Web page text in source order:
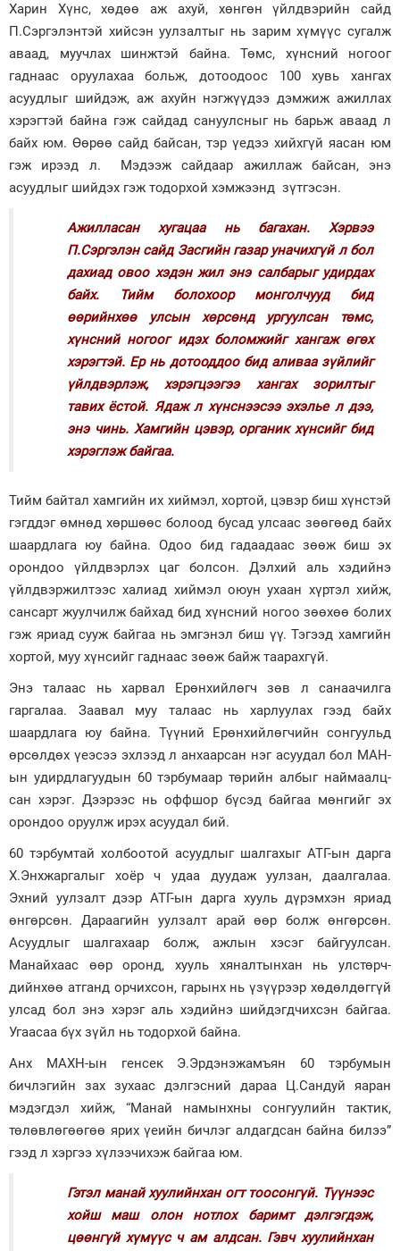
Харин Хүнс, хөдөө аж ахуй, хөнгөн үйлдвэрийн сайд
П.Сэргэлэнтэй хийсэн уулзалтыг нь зарим хүмүүс сугалж
аваад, муучлах шинжтэй байна. Төмс, хүнсний ногоог
гаднаас оруулахаа больж, дотоодоос 100 хувь хангах
асуудлыг шийдэж, аж ахуйн нэгжүүдээ дэмжиж ажиллах
хэрэгтэй байна гэж сайдад сануулсныг нь барьж аваад л
байх юм. Өөрөө сайд байсан, тэр үедээ хийхгүй яасан юм
гэж ирээд л. Мэдээж сайдаар ажиллаж байсан, энэ
асуудлыг шийдэх гэж тодорхой хэмжээнд зүтгэсэн.
Ажилласан хугацаа нь багахан. Хэрвээ
П.Сэргэлэн сайд Засгийн газар уначихгүй л бол
дахиад овоо хэдэн жил энэ салбарыг удирдах
байх. Тийм болохоор монголчууд бид
өөрийнхөө улсын хөрсөнд ургуулсан төмс,
хүнсний ногоог идэх боломжийг хангаж өгөх
хэрэгтэй. Ер нь дотооддоо бид аливаа зүйлийг
үйлдвэрлэж, хэрэгцээгээ хангах зорилтыг
тавих ёстой. Ядаж л хүнснээсээ эхэлье л дээ,
энэ чинь. Хамгийн цэвэр, органик хүнсийг бид
хэрэглэж байгаа.
Тийм байтал хамгийн их хиймэл, хортой, цэвэр биш хүнстэй
гэгддэг өмнөд хөршөөс болоод бусад улсаас зөөгөөд байх
шаардлага юу байна. Одоо бид гадаадаас зөөж биш эх
орондоо үйлдвэрлэх цаг болсон. Дэлхий аль хэдийнэ
үйлдвэржилтээс халиад хиймэл оюун ухаан хүртэл хийж,
сансарт жуулчилж байхад бид хүнсний ногоо зөөхөө болих
гэж яриад сууж байгаа нь эмгэнэл биш үү. Тэгээд хамгийн
хортой, муу хүнсийг гаднаас зөөж байж таарахгүй.
Энэ талаас нь харвал Ерөнхийлөгч зөв л санаачилга
гаргалаа. Заавал муу талаас нь харлуулах гээд байх
шаардлага юу байна. Түүний Ерөнхийлөгчийн сон­гуульд
өрсөлдөх үеэсээ эхлээд л анхаарсан нэг асуудал бол МАН-
ын удирдлагуудын 60 тэр­бу­маар төрийн албыг наймаалц­
сан хэрэг. Дээрээс нь оффшор бүсэд байгаа мөнгийг эх
орон­доо оруулж ирэх асуудал бий.
60 тэрбумтай холбоотой асууд­лыг шалгахыг АТГ-ын дарга
Х.Энх­жаргалыг хоёр ч удаа дуудаж уулзан, даалгалаа.
Эхний уулзалт дээр АТГ-ын дарга хууль дүрэмхэн яриад
өнгөрсөн. Дараагийн уулзалт арай өөр болж өнгөрсөн.
Асуудлыг шалгахаар болж, ажлын хэсэг байгуулсан.
Манайхаас өөр оронд, хууль хяналтынхан нь улс­төрч­
дийнхөө атганд орчихсон, гарынх нь үзүүрээр хөдөлдөггүй
улсад бол энэ хэрэг аль хэдийнэ шийдэгдчихсэн байгаа.
Угаасаа бүх зүйл нь тодорхой байна.
Анх МАХН-ын генсек Э.Эрдэнэжамъян 60 тэрбумын
бичлэгийн зах зухаас дэлгэсний дараа Ц.Сандуй яаран
мэдэгдэл хийж, “Манай намынхны сонгуулийн тактик,
төлөвлөгөөгөө ярих үеийн бичлэг алдагдсан байна билээ”
гээд л хэргээ хүлээчихэж байгаа юм.
Гэтэл манай хуулийнхан огт тоосонгүй. Түүнээс
хойш маш олон нотлох баримт дэлгэгдэж,
цөөнгүй хүмүүс ч ам алдсан. Гэвч хуулийнхан